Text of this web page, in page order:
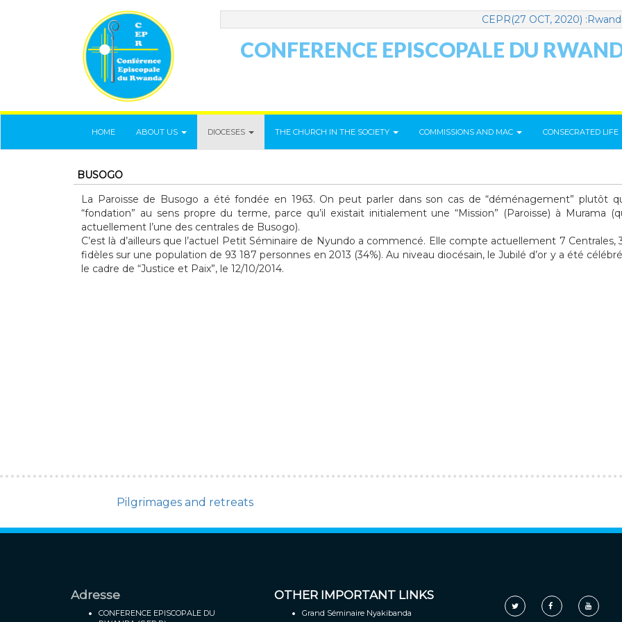
CEPR(27 OCT, 2020)
CONFERENCE EPISCOPALE DU
HOME ABOUT US DIOCESES THE CHURCH IN THE SOCIETY COMMISSIONS AND MAC CONSECRATED LIFE
BUSOGO
La Paroisse de Busogo a été fondée en 1963. On peut parler dans son cas de “déménagement” plutôt
“fondation” au sens propre du terme, parce qu’il existait initialement une “Mission” (Paroisse) à Murama
actuellement l’une des centrales de Busogo).
C’est là d’ailleurs que l’actuel Petit Séminaire de Nyundo a commencé. Elle compte actuellement 7 Centrales,
fidèles sur une population de 93 187 personnes en 2013 (34%). Au niveau diocésain, le Jubilé d’or y a été
le cadre de “Justice et Paix”, le 12/10/2014.
Pilgrimages and retreats
Adresse
CONFERENCE EPISCOPALE DU
OTHER IMPORTANT LINKS
Grand Séminaire Nyakibanda